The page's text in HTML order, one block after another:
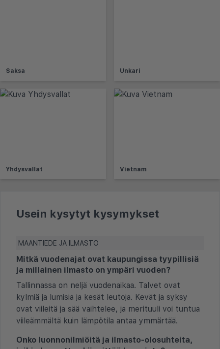
Saksa Unkari
Yhdysvallat Vietnam
Usein kysytyt kysymykset
MAANTIEDE JA ILMASTO
Mitkä vuodenajat ovat kaupungissa tyypillisiä
ja millainen ilmasto on ympäri vuoden?
Tallinnassa on neljä vuodenaikaa. Talvet ovat
kylmiä ja lumisia ja kesät leutoja. Kevät ja syksy
ovat viileitä ja sää vaihtelee, ja merituuli voi tuntua
viileämmältä kuin lämpötila antaa ymmärtää.
Onko luonnonilmiöitä ja ilmasto-olosuhteita,